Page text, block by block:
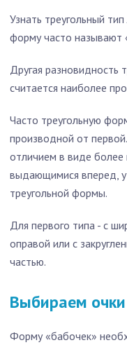
Узнать треугольный
форму часто называют
Другая разновидность
считается наиболее
Часто треугольную
производной от
отличием в виде более
выдающимися вперед,
треугольной формы.
Для первого типа - с
оправой или с
частью.
Выбираем
Форму «бабочек»